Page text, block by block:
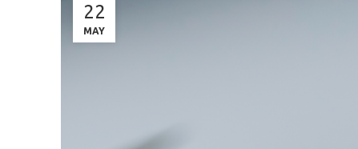
22
MAY